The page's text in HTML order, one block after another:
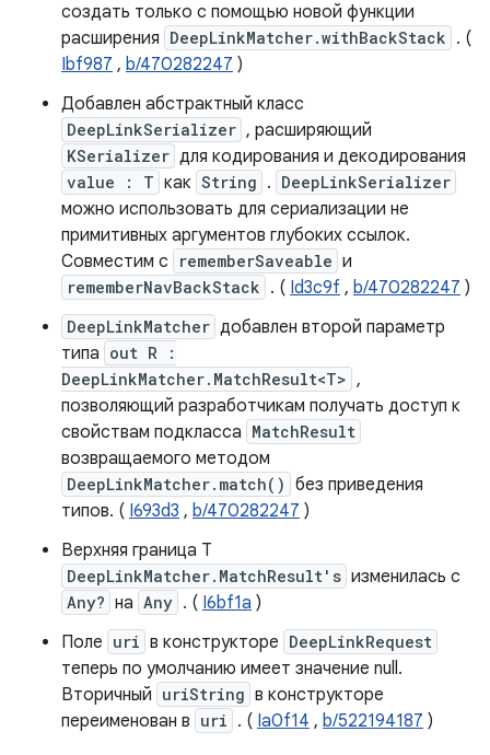
создать только с помощью новой функции
расширения DeepLinkMatcher.withBackStack . (
Ibf987 , b/470282247 )
Добавлен абстрактный класс
DeepLinkSerializer , расширяющий
KSerializer для кодирования и декодирования
value : T как String . DeepLinkSerializer
можно использовать для сериализации не
примитивных аргументов глубоких ссылок.
Совместим с
rememberSaveable и
rememberNavBackStack . ( Id3c9f , b/470282247 )
DeepLinkMatcher добавлен второй параметр
типа out R :
DeepLinkMatcher.MatchResult<T> ,
позволяющий разработчикам получать доступ к
свойствам подкласса MatchResult
возвращаемого методом
DeepLinkMatcher.match() без приведения
типов. ( I693d3 , b/470282247 )
Верхняя граница T
DeepLinkMatcher.MatchResult's изменилась с
Any? на Any . ( I6bf1a )
Поле uri в конструкторе DeepLinkRequest
теперь по умолчанию имеет значение null.
Вторичный uriString в конструкторе
переименован в uri . ( Ia0f14 , b/522194187 )